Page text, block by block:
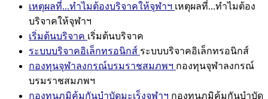
เหตุผลที่...ทำไมต้องบริจาคให้จุฬาฯ เหตุผลที่...ทำไมต้อง
บริจาคให้จุฬาฯ
เริ่มต้นบริจาค เริ่มต้นบริจาค
ระบบบริจาคอิเล็กทรอนิกส์ ระบบบริจาคอิเล็กทรอนิกส์
กองทุนจุฬาลงกรณ์บรมราชสมภพฯ กองทุนจุฬาลงกรณ์
บรมราชสมภพฯ
กองทุนภูมิคุ้มกันบำบัดมะเร็งจุฬาฯ กองทุนภูมิคุ้มกันบำบัด